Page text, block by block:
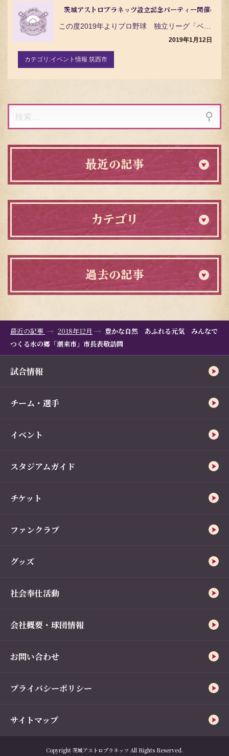
茨城アストロプラネッツ設立記念パーティー開催のご
2019年1月12日
カテゴリ:イベント情報 筑西市
検
索:
最近の記事
カテゴリ
過去の記事
最近の記事 2018年12月
豊かな自然 あふれる元気 みんなで
つくる水の郷「潮来市」市長表敬訪問
試合情報
チーム・選手
イベント
スタジアムガイド
チケット
ファンクラブ
グッズ
社会奉仕活動
会社概要・球団情報
お問い合わせ
プライバシーポリシー
サイトマップ
Copyright 茨城アストロプラネッツ All Rights Reserved.